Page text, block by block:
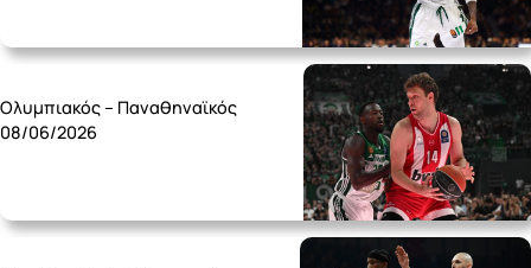
Ολυμπιακός – Παναθηναϊκός
08/06/2026